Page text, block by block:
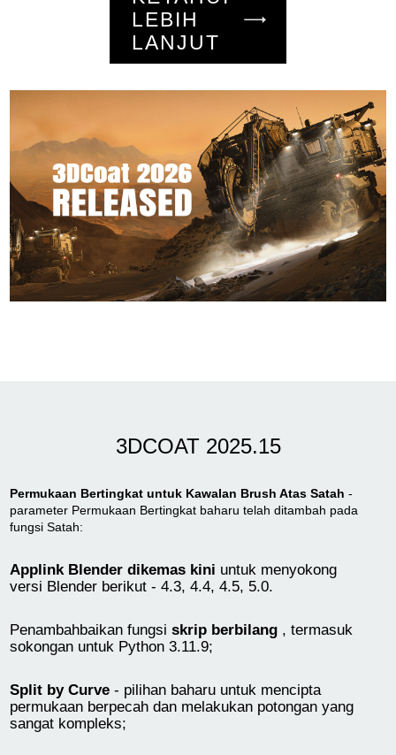
LEBIH
LANJUT
3DCOAT 2025.15
Permukaan Bertingkat untuk Kawalan Brush Atas Satah -
parameter Permukaan Bertingkat baharu telah ditambah pada
fungsi Satah:
Applink Blender dikemas kini untuk menyokong
versi Blender berikut - 4.3, 4.4, 4.5, 5.0.
Penambahbaikan fungsiskrip berbilang , termasuk
sokongan untuk Python 3.11.9;
Split by Curve - pilihan baharu untuk mencipta
permukaan berpecah dan melakukan potongan yang
sangat kompleks;